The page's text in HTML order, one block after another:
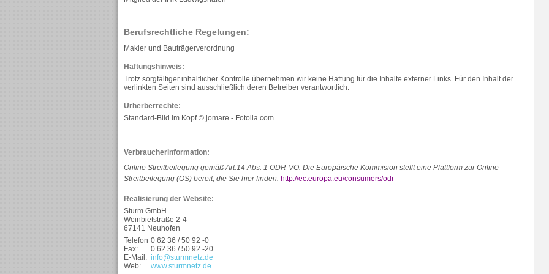
Berufsrechtliche Regelungen:
Makler und Bauträgerverordnung
Haftungshinweis:
Trotz sorgfältiger inhaltlicher Kontrolle übernehmen wir keine Haftung für die Inhalte externer Links. Für den Inhalt der
verlinkten Seiten sind ausschließlich deren Betreiber verantwortlich.
Urherberrechte:
Standard-Bild im Kopf © jomare - Fotolia.com
Verbraucherinformation:
Online Streitbeilegung gemäß Art.14 Abs. 1 ODR-VO: Die Europäische Kommision stellt eine Plattform zur Online-
Streitbeilegung (OS) bereit, die Sie hier finden: http://ec.europa.eu/consumers/odr
Realisierung der Website:
Sturm GmbH
Weinbietstraße 2-4
67141 Neuhofen
Telefon 0 62 36 / 50 92 -0
Fax:
0 62 36 / 50 92 -20
E-Mail: info@sturmnetz.de
Web:
www.sturmnetz.de